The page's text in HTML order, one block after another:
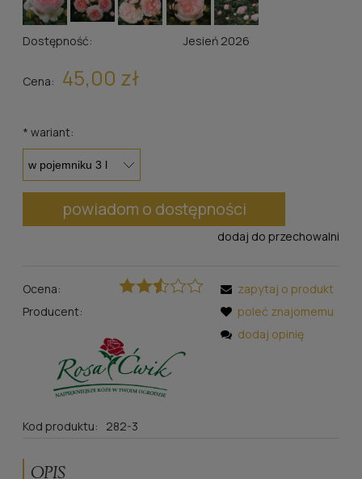
Dostępność: Jesień 2026
Cena: 45,00 zł
* wariant:
powiadom o dostępności
dodaj do przechowalni
Ocena:
Producent:
Kod produktu: 282-3
zapytaj o produkt
poleć znajomemu
dodaj opinię
OPIS